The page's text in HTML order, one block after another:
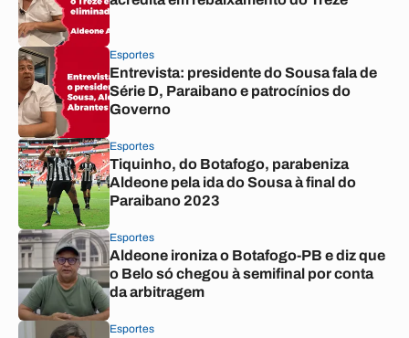
Esportes
Entrevista: presidente do Sousa fala de
Série D, Paraibano e patrocínios do
Governo
Esportes
Tiquinho, do Botafogo, parabeniza
Aldeone pela ida do Sousa à final do
Paraibano 2023
Esportes
Aldeone ironiza o Botafogo-PB e diz que
o Belo só chegou à semifinal por conta
da arbitragem
Esportes